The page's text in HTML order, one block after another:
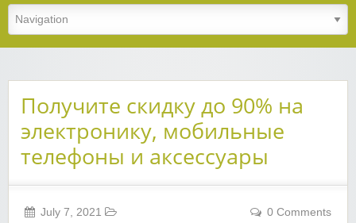
Получите скидку до 90% на
электронику, мобильные
телефоны и аксессуары
July 7, 2021 0 Comments